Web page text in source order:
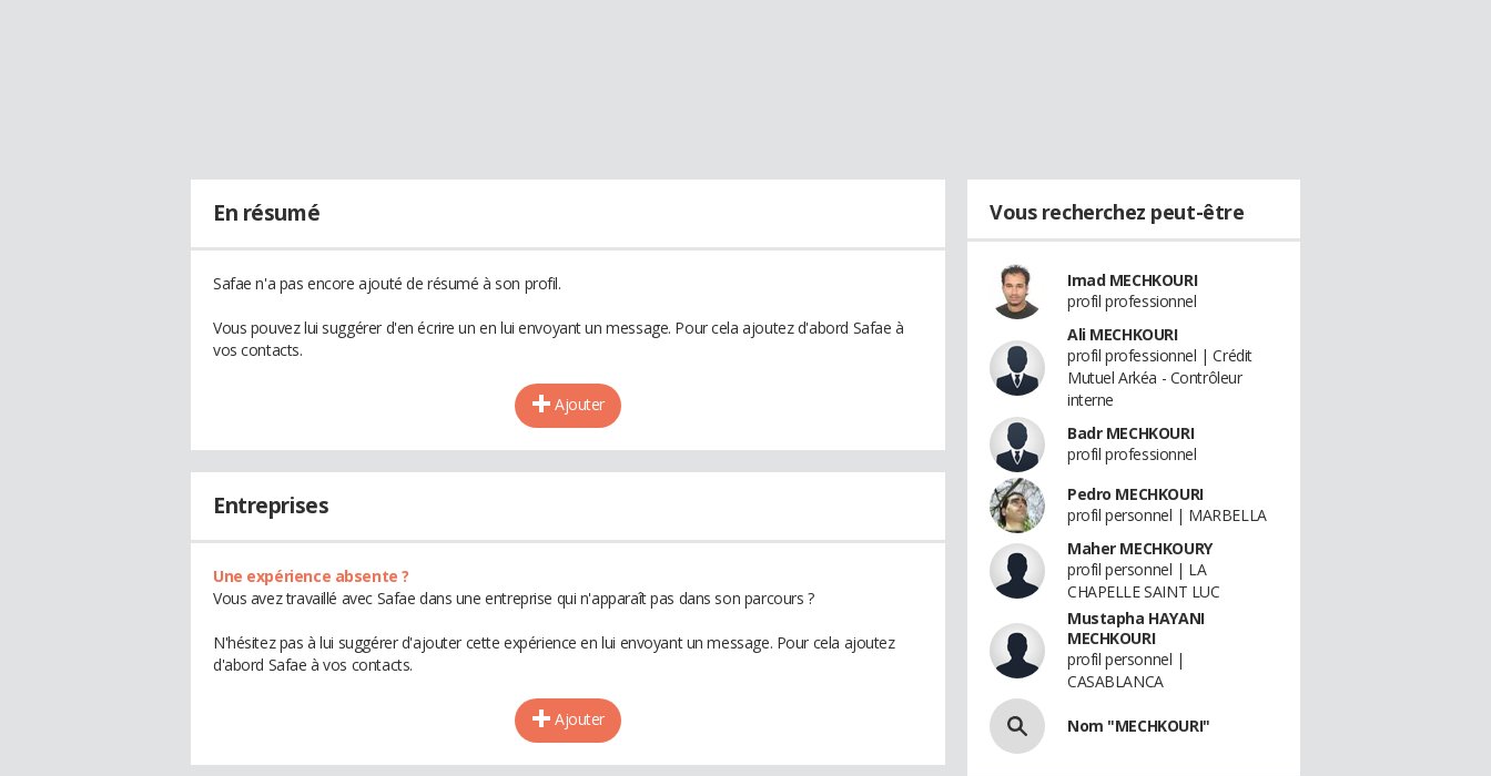
En résumé
Safae n'a pas encore ajouté de résumé à son profil.
Vous pouvez lui suggérer d'en écrire un en lui envoyant un message. Pour cela ajoutez d'abord Safae à
vos contacts.
Ajouter
Entreprises
Une expérience absente ?
Vous avez travaillé avec Safae dans une entreprise qui n'apparaît pas dans son parcours ?
N'hésitez pas à lui suggérer d'ajouter cette expérience en lui envoyant un message. Pour cela ajoutez
d'abord Safae à vos contacts.
Ajouter
Vous recherchez peut-être
Imad MECHKOURI
profil professionnel
Ali MECHKOURI
profil professionnel | Crédit
Mutuel Arkéa - Contrôleur
interne
Badr MECHKOURI
profil professionnel
Pedro MECHKOURI
profil personnel | MARBELLA
Maher MECHKOURY
profil personnel | LA
CHAPELLE SAINT LUC
Mustapha HAYANI
MECHKOURI
profil personnel |
CASABLANCA
Nom "MECHKOURI"